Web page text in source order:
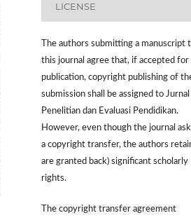
LICENSE
The authors submitting a manuscript
this journal agree that, if accepted for
publication, copyright publishing of
submission shall be assigned to Jurnal
Penelitian dan Evaluasi Pendidikan.
However, even though the journal
a copyright transfer, the authors
are granted back) significant scholarly
rights.
The copyright transfer agreement